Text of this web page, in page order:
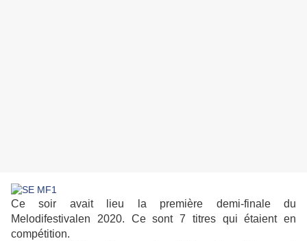
Ce soir avait lieu la première demi-finale du
Melodifestivalen 2020. Ce sont 7 titres qui étaient en
compétition.